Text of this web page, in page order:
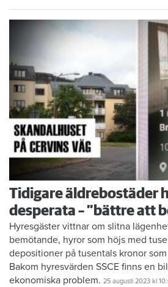
Tidigare äldrebostäder
desperata – ”bättre att
Hyresgäster vittnar om slitna
bemötande, hyror som höjs med
depositioner på tusentals kronor
Bakom hyresvärden SSCE finns en
ekonomiska problem. 25 augusti 2023 kl